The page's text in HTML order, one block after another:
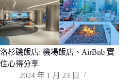
洛杉磯飯店: 機場飯店、AirBnb 實
住心得分享
2024 年 1 月 23 日